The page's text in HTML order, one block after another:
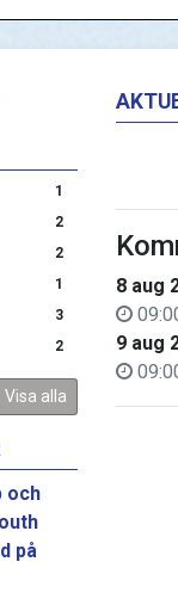
1
2
2
1
3
2
Visa alla
och
på
8 aug
9 aug